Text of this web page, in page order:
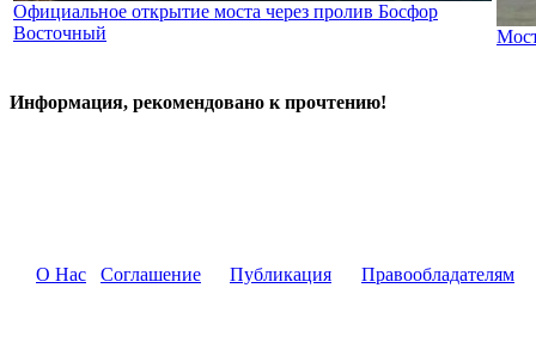
Официальное открытие моста через пролив Босфор
Восточный
Информация, рекомендовано к прочтению!
О Нас Соглашение Публикация Правообладателям